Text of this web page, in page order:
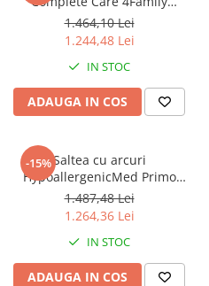
140x200, înălțime 26 cm,
spumă cu memorie, husa
tratament antifungic,
fermitate mediu-tare, sistem
aerisire 3D
1.464,10 Lei
1.244,48 Lei
IN STOC
ADAUGA IN COS
-15%Saltea cu arcuri
HypoallergenicMed Primo
Protect 180x200, înălțime 23
cm, ortopedică, husă
tratament antialergic,
fermitate mediu-tare, sistem
aerisire 3D
1.487,48 Lei
1.264,36 Lei
IN STOC
ADAUGA IN COS